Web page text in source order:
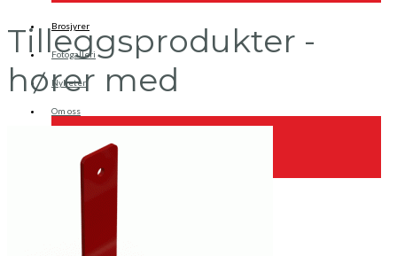
Brosjyrer
Fotogalleri
Nyheter
Om oss
Ansatte
Kontakt oss
Tilleggsprodukter -
hører med